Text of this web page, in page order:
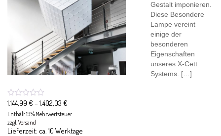
Gestalt imponieren.
Diese Besondere
Lampe vereint
einige der
besonderen
Eigenschaften
unseres X-Cett
Systems. […]
1.144,99 € –1.402,03 €
Enthält 19% Mehrwertsteuer
zzgl.Versand
Lieferzeit: ca. 10 Werktage